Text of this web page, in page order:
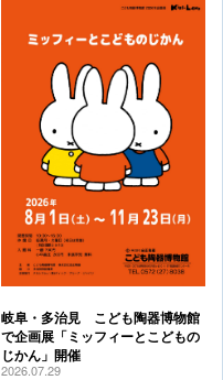
岐阜・多治見 こども陶器博物館
で企画展「ミッフィーとこどもの
じかん」開催
2026.07.29